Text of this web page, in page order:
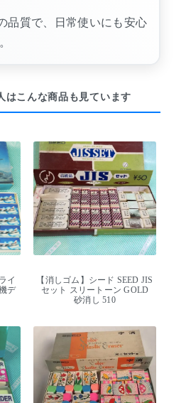
品質で、日常使いにも安心
はこんな商品も見ています
イ
デ
【消しゴム】シード SEED JIS
セット スリートーン GOLD
砂消し 510